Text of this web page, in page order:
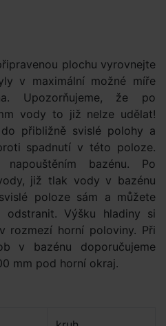
plochu vyrovnejte
v maximální možné míře
Upozorňujeme, že po
vody to již nelze udělat!
přibližně svislé polohy a
spadnutí v této poloze.
bazénu. Po
již tlak vody v bazénu
poloze sám a můžete
odstranit. Výšku hladiny si
rozmezí horní poloviny. Při
v bazénu doporučujeme
mm pod horní okraj.